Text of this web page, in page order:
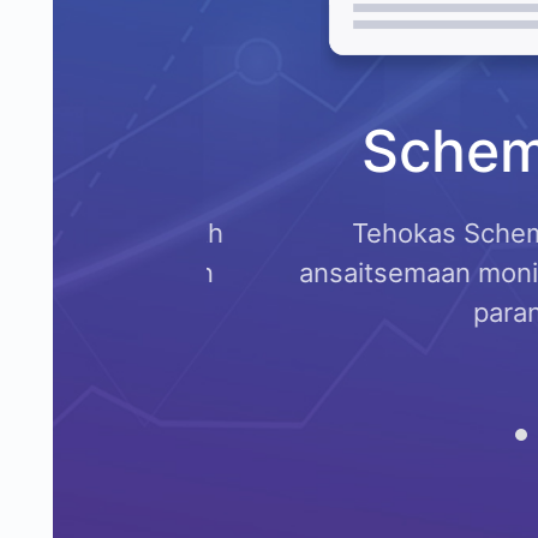
Tehokas Schema-
ansaitsemaan
parantaa